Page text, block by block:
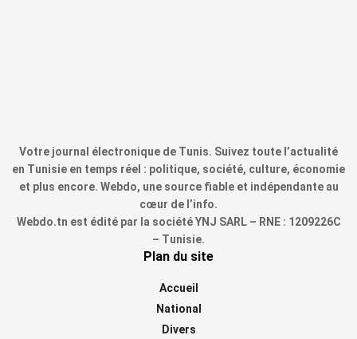
Votre journal électronique de Tunis. Suivez toute l’actualité
en Tunisie en temps réel : politique, société, culture, économie
et plus encore. Webdo, une source fiable et indépendante au
cœur de l’info.
Webdo.tn est édité par la société YNJ SARL – RNE : 1209226C
– Tunisie.
Plan du site
Accueil
National
Divers